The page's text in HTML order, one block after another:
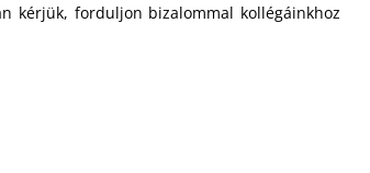
kérjük, forduljon bizalommal kollégáinkhoz